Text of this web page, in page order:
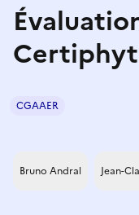
CGAAER
Bruno Andral Jean-